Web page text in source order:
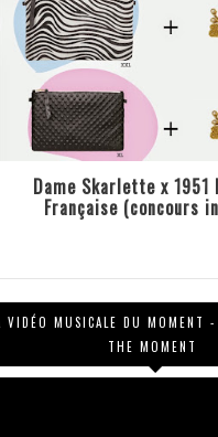
Dame Skarlette x 1951
Française (concours
VIDÉO MUSICALE DU MOMENT
THE MOMENT